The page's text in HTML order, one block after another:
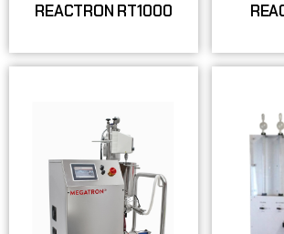
REACTRON RT1000